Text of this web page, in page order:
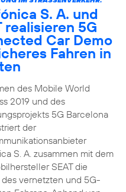
S. A. und
realisieren 5G
Car Demo
Fahren in
des Mobile World
2019 und des
5G Barcelona
der
S. A. zusammen mit dem
SEAT die
vernetzten und 5G-